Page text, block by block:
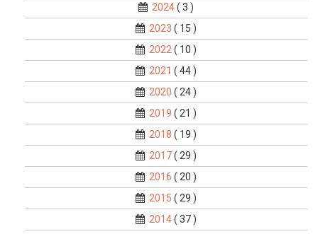
2024( 3 )
2023 ( 15 )
2022 ( 10 )
2021 ( 44 )
2020 ( 24 )
2019 ( 21 )
2018 ( 19 )
2017( 29 )
2016 ( 20 )
2015 ( 29 )
2014( 37 )